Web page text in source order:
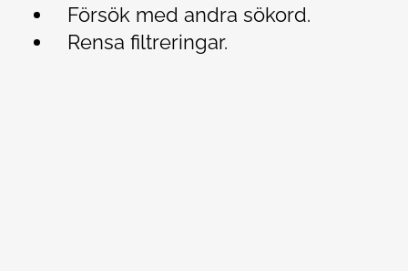
Försök med andra sökord.
Rensa filtreringar.